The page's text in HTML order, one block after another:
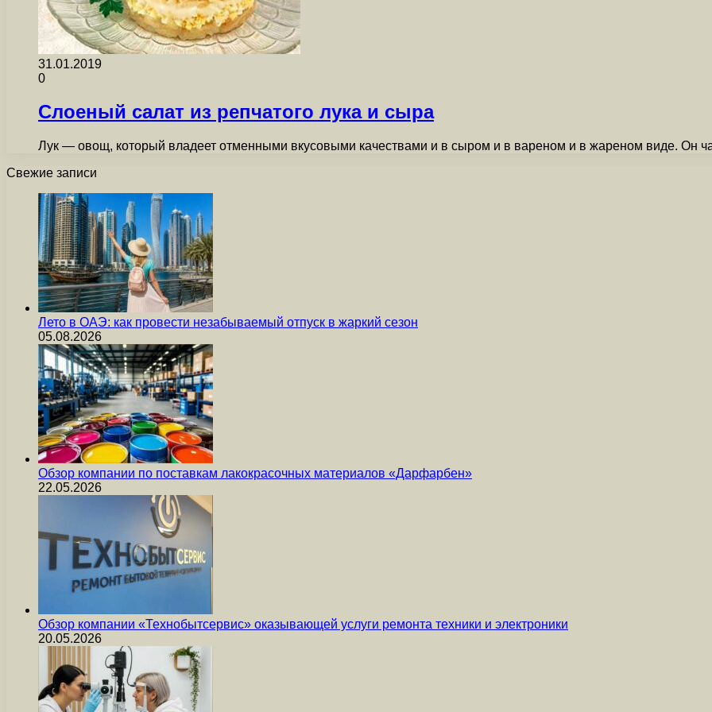
31.01.2019
0
Слоеный салат из репчатого лука и сыра
Лук — овощ, который владеет отменными вкусовыми качествами и в сыром и в вареном и в жареном виде. Он
Свежие записи
Лето в ОАЭ: как провести незабываемый отпуск в жаркий сезон
05.08.2026
Обзор компании по поставкам лакокрасочных материалов «Дарфарбен»
22.05.2026
Обзор компании «Технобытсервис» оказывающей услуги ремонта техники и электроники
20.05.2026